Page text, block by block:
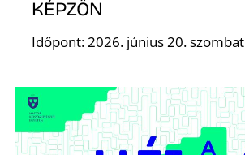
KÉPZŐN
Időpont: 2026. június 20. szombat